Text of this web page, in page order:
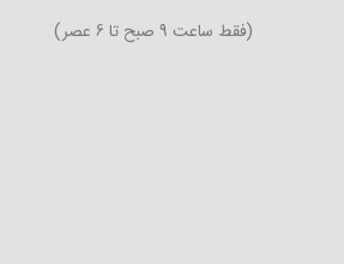
(فقط ساعت 9 صبح تا 6 عصر)